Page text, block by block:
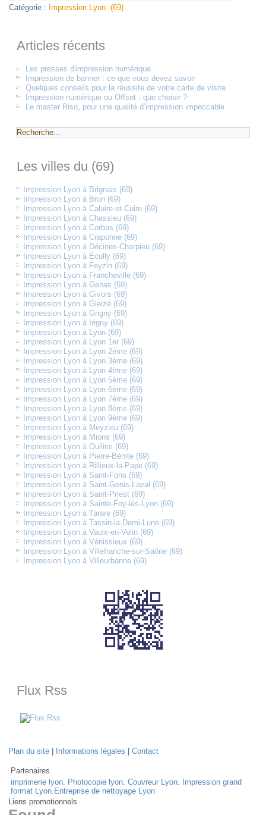
Catégorie : Impression Lyon -(69)
Articles récents
Les presses d'impression numérique
Impression de banner : ce que vous devez savoir
Quelques conseils pour la réussite de votre carte de visite
Impression numérique ou Offset : que choisir ?
Le master Riso, pour une qualité d’impression impeccable
Les villes du (69)
Impression Lyon à Brignais (69)
Impression Lyon à Bron (69)
Impression Lyon à Caluire-et-Cuire (69)
Impression Lyon à Chassieu (69)
Impression Lyon à Corbas (69)
Impression Lyon à Craponne (69)
Impression Lyon à Décines-Charpieu (69)
Impression Lyon à Écully (69)
Impression Lyon à Feyzin (69)
Impression Lyon à Francheville (69)
Impression Lyon à Genas (69)
Impression Lyon à Givors (69)
Impression Lyon à Gleizé (69)
Impression Lyon à Grigny (69)
Impression Lyon à Irigny (69)
Impression Lyon à Lyon (69)
Impression Lyon à Lyon 1er (69)
Impression Lyon à Lyon 2ème (69)
Impression Lyon à Lyon 3ème (69)
Impression Lyon à Lyon 4ème (69)
Impression Lyon à Lyon 5ème (69)
Impression Lyon à Lyon 6ème (69)
Impression Lyon à Lyon 7ème (69)
Impression Lyon à Lyon 8ème (69)
Impression Lyon à Lyon 9ème (69)
Impression Lyon à Meyzieu (69)
Impression Lyon à Mions (69)
Impression Lyon à Oullins (69)
Impression Lyon à Pierre-Bénite (69)
Impression Lyon à Rillieux-la-Pape (69)
Impression Lyon à Saint-Fons (69)
Impression Lyon à Saint-Genis-Laval (69)
Impression Lyon à Saint-Priest (69)
Impression Lyon à Sainte-Foy-lès-Lyon (69)
Impression Lyon à Tarare (69)
Impression Lyon à Tassin-la-Demi-Lune (69)
Impression Lyon à Vaulx-en-Velin (69)
Impression Lyon à Vénissieux (69)
Impression Lyon à Villefranche-sur-Saône (69)
Impression Lyon à Villeurbanne (69)
Flux Rss
Plan du site Informations légales |Contact
Partenaires
imprimerie lyon. Photocopie lyon. Couvreur Lyon.
Impression grand
format Lyon. Entreprise de nettoyage Lyon
Liens promotionnels